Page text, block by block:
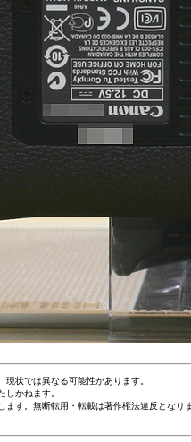
現状では異なる可能性があります。
しかねます。
ます。無断転用・転載は著作権法違反とな